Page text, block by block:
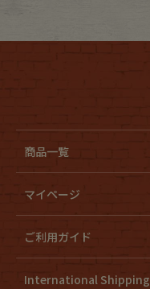
商品一覧
マイページ
ご利用ガイド
International Shipping